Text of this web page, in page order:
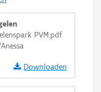
PVM.pdf
Downloaden